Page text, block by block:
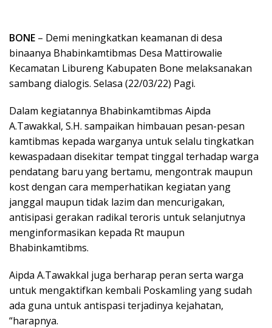
BONE – Demi meningkatkan keamanan di desa
binaanya Bhabinkamtibmas Desa Mattirowalie
Kecamatan Libureng Kabupaten Bone melaksanakan
sambang dialogis. Selasa (22/03/22) Pagi.
Dalam kegiatannya Bhabinkamtibmas Aipda
A.Tawakkal, S.H. sampaikan himbauan pesan-pesan
kamtibmas kepada warganya untuk selalu tingkatkan
kewaspadaan disekitar tempat tinggal terhadap warga
pendatang baru yang bertamu, mengontrak maupun
kost dengan cara memperhatikan kegiatan yang
janggal maupun tidak lazim dan mencurigakan,
antisipasi gerakan radikal teroris untuk selanjutnya
menginformasikan kepada Rt maupun
Bhabinkamtibms.
Aipda A.Tawakkal juga berharap peran serta warga
untuk mengaktifkan kembali Poskamling yang sudah
ada guna untuk antispasi terjadinya kejahatan,
“harapnya.